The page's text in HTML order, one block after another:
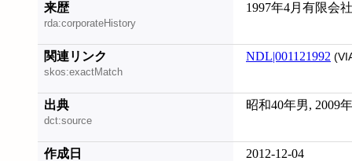
来歴
rda:corporateHistory
1997年4月有限会
関連リンク
skos:exactMatch
NDL|001121992
出典
dct:source
昭和40年男, 2009年
作成日 2012-12-04